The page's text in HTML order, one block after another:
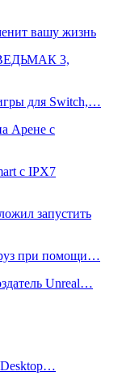
вашу жизнь
3,
для Switch,…
Арене с
с IPX7
запустить
при помощи…
Unreal…
Desktop…